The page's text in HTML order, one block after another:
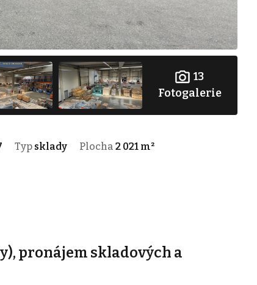
13
Fotogalerie
Typ sklady Plocha 2 021 m²
pronájem skladových a